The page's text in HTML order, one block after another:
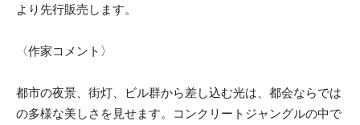
より先行販売します。
〈作家コメント〉
都市の夜景、街灯、ビル群から差し込む光は、都会ならでは
の多様な美しさを見せます。コンクリートジャングルの中で